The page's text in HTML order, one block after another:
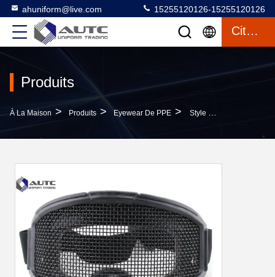
ahuniform@live.com 15255120126-15255120126
Citation
Produits
À La Maison > Produits > Eyewear De PPE > Style Militaire De Mode De Lunettes De Soleil De La Catégorie Des Hommes De Transformateur Extérieur Avec La Maille En Acier